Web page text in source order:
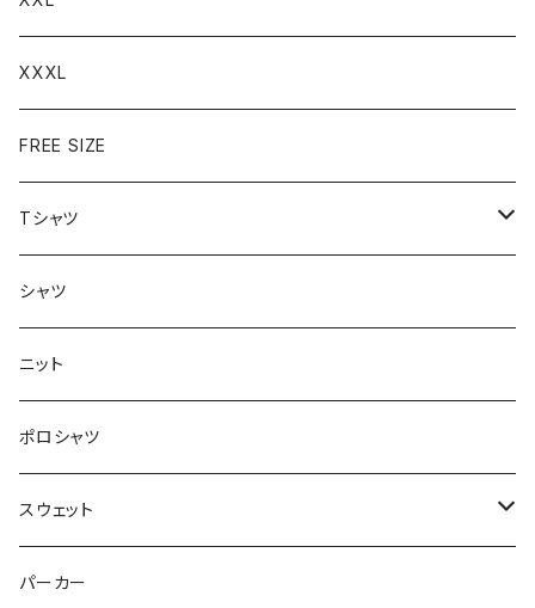
XXXL
FREE SIZE
Tシャツ
半袖
ロングTシャツ
タンクトップ
シャツ
ニット
ポロシャツ
スウェット
トップス
パーカー